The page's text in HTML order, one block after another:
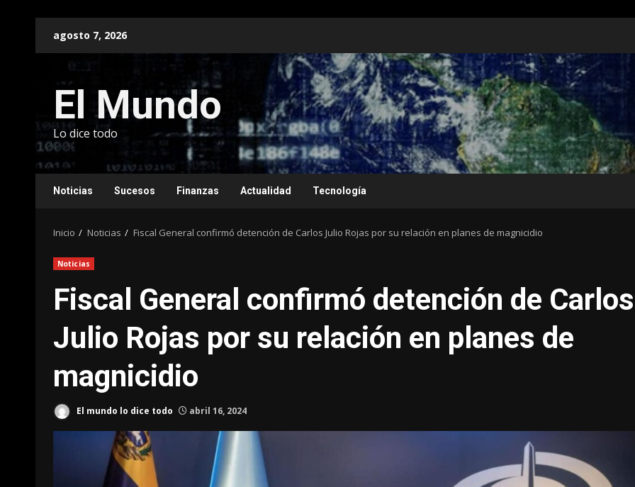
agosto 7, 2026
El Mundo
Lo dice todo
Noticias Sucesos Finanzas Actualidad Tecnología
Inicio Noticias Fiscal General confirmó detención de Carlos Julio Rojas por su relación en planes de magnicidio
Noticias
Fiscal General confirmó detención de Carlos
Julio Rojas por su relación en planes de
magnicidio
El mundo lo dice todo abril 16, 2024